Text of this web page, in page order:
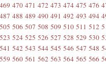
469 470 471 472 473 474 475 476
487 488 489 490 491 492 493 494
505 506 507 508 509 510 511 512
523 524 525 526 527 528 529 530
541 542 543 544 545 546 547 548
559 560 561 562 563 564 565 566